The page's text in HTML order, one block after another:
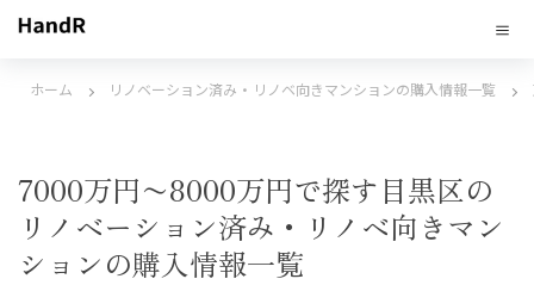
ホーム リノベーション済み・リノベ向きマンションの購入情報一覧
7000万円〜8000万円で探す目黒区の
リノベーション済み・リノベ向きマン
ションの購入情報一覧